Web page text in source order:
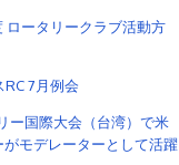
ロータリークラブ活動方
7月例会
ー国際大会（台湾）で米
モデレーターとして活躍